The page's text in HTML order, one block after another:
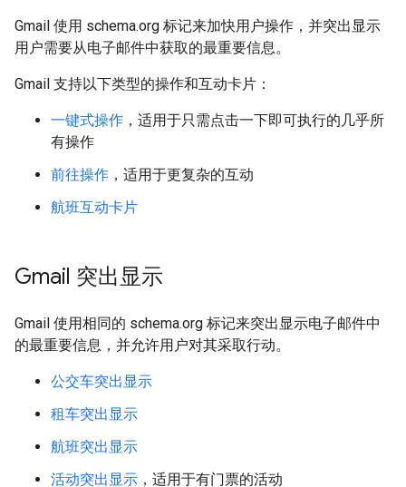
Gmail 使用 schema.org 标记来加快用户操作，并突出显示
用户需要从电子邮件中获取的最重要信息。
Gmail 支持以下类型的操作和互动卡片：
一键式操作 ，适用于只需点击一下即可执行的几乎所
有操作
前往操作 ，适用于更复杂的互动
航班互动卡片
Gmail 突出显示
Gmail 使用相同的 schema.org 标记来突出显示电子邮件中
的最重要信息，并允许用户对其采取行动。
公交车突出显示
租车突出显示
航班突出显示
活动突出显示 ，适用于有门票的活动